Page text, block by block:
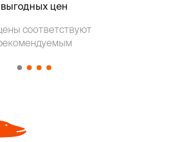
выгодных цен
соответствуют